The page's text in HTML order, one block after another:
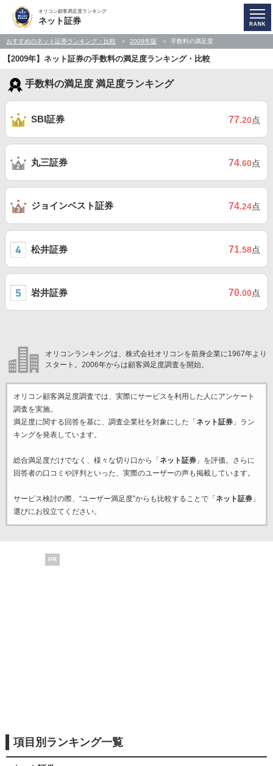
オリコン顧客満足度ランキング
ネット証券
おすすめのネット証券ランキング・比較 2009年版 手数料の満足度
【2009年】ネット証券の手数料の満足度ランキング・比較
手数料の満足度 満足度ランキング
SBI証券 77.20点
丸三証券 74.60点
ジョインベスト証券 74.24点
松井証券 71.58点
岩井証券 70.00点
オリコンランキングは、株式会社オリコンを前身企業に1967年より
スタート。2006年からは顧客満足度調査を開始。
オリコン顧客満足度調査では、実際にサービスを利用した 人にアンケート
調査を実施。
満足度に関する回答を基に、調査企業社を対象にした「 ネット証券」ラン
キングを発表しています。
総合満足度だけでなく、様々な切り口から「 ネット証券」を評価。さらに
回答者の口コミや評判といった、実際のユーザーの声も掲載しています。
サービス検討の際、“ユーザー満足度”からも比較することで「 ネット証券」
選びにお役立てください。
PR
項目別ランキング一覧